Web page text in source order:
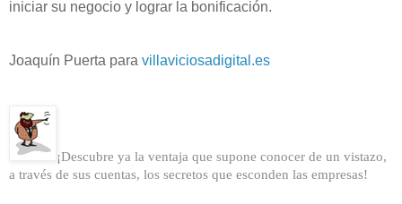
iniciar su negocio y lograr la bonificación.
Joaquín Puerta para villaviciosadigital.es
¡Descubre ya la ventaja que supone conocer de un vistazo,
a través de sus cuentas, los secretos que esconden las empresas!